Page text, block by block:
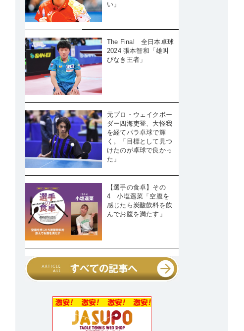
い」
The Final 全日本卓球
2024 張本智和「雄叫
びなき王者」
元プロ・ウェイクボー
ダー四海吏登、大怪我
を経てパラ卓球で輝
く。「目標として見つ
けたのが卓球で良かっ
た」
【選手の食卓】その
4 小塩遥菜「空腹を
感じたら炭酸飲料を飲
んでお腹を満たす」